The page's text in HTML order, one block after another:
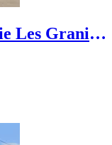
Les Granits